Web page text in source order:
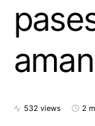
532 views 2